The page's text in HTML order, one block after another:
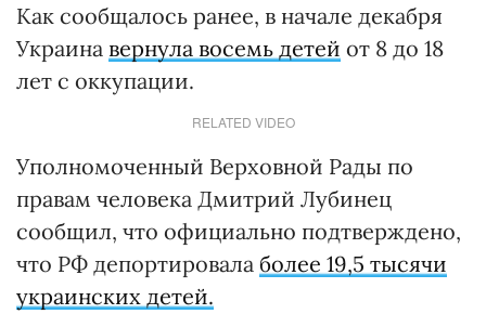
Как сообщалось ранее, в начале декабря
Украина вернула восемь детей от 8 до 18
лет с оккупации.
RELATED VIDEO
Уполномоченный Верховной Рады по
правам человека Дмитрий Лубинец
сообщил, что официально подтверждено,
что РФ депортировала более 19,5 тысячи
украинских детей.